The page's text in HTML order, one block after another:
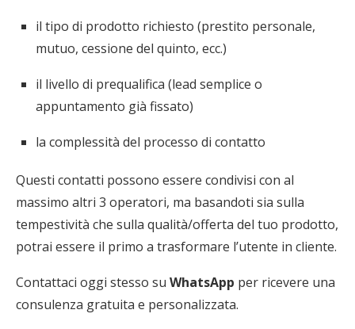
il tipo di prodotto richiesto (prestito personale,
mutuo, cessione del quinto, ecc.)
il livello di prequalifica (lead semplice o
appuntamento già fissato)
la complessità del processo di contatto
Questi contatti possono essere condivisi con al
massimo altri 3 operatori, ma basandoti sia sulla
tempestività che sulla qualità/offerta del tuo prodotto,
potrai essere il primo a trasformare l’utente in cliente.
Contattaci oggi stesso su WhatsApp per ricevere una
consulenza gratuita e personalizzata.